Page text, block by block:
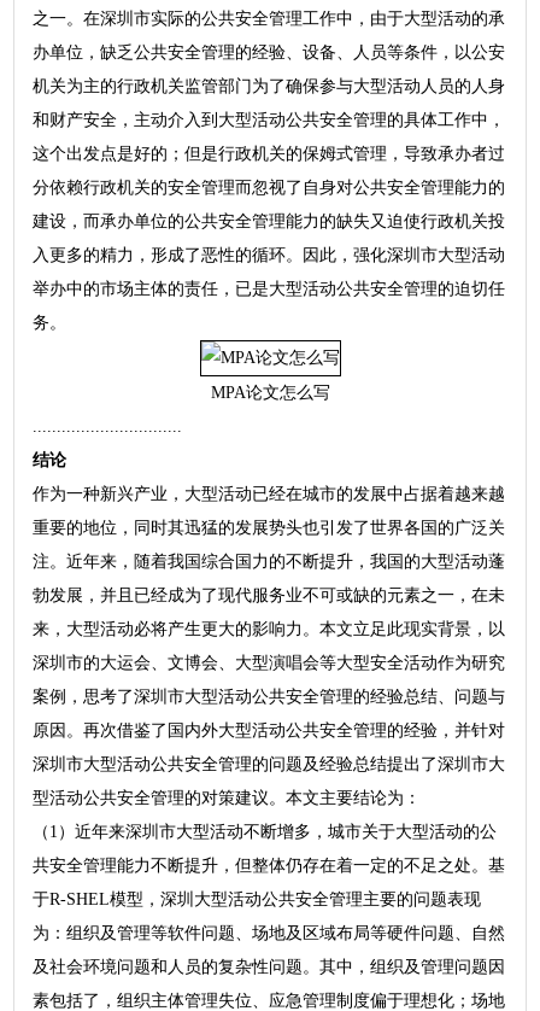
之一。在深圳市实际的公共安全管理工作中，由于大型活动的承
办单位，缺乏公共安全管理的经验、设备、人员等条件，以公安
机关为主的行政机关监管部门为了确保参与大型活动人员的人身
和财产安全，主动介入到大型活动公共安全管理的具体工作中，
这个出发点是好的；但是行政机关的保姆式管理，导致承办者过
分依赖行政机关的安全管理而忽视了自身对公共安全管理能力的
建设，而承办单位的公共安全管理能力的缺失又迫使行政机关投
入更多的精力，形成了恶性的循环。因此，强化深圳市大型活动
举办中的市场主体的责任，已是大型活动公共安全管理的迫切任
务。
MPA论文怎么写
结论
作为一种新兴产业，大型活动已经在城市的发展中占据着越来越
重要的地位，同时其迅猛的发展势头也引发了世界各国的广泛关
注。近年来，随着我国综合国力的不断提升，我国的大型活动蓬
勃发展，并且已经成为了现代服务业不可或缺的元素之一，在未
来，大型活动必将产生更大的影响力。本文立足此现实背景，以
深圳市的大运会、文博会、大型演唱会等大型安全活动作为研究
案例，思考了深圳市大型活动公共安全管理的经验总结、问题与
原因。再次借鉴了国内外大型活动公共安全管理的经验，并针对
深圳市大型活动公共安全管理的问题及经验总结提出了深圳市大
型活动公共安全管理的对策建议。本文主要结论为：
（1）近年来深圳市大型活动不断增多，城市关于大型活动的公
共安全管理能力不断提升，但整体仍存在着一定的不足之处。基
于R-SHEL模型，深圳大型活动公共安全管理主要的问题表现
为：组织及管理等软件问题、场地及区域布局等硬件问题、自然
及社会环境问题和人员的复杂性问题。其中，组织及管理问题因
素包括了，组织主体管理失位、应急管理制度偏于理想化；场地